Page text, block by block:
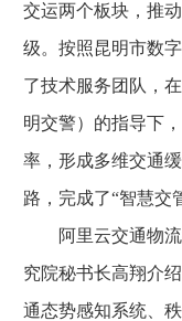
交运两个板块，推
级。按照昆明市数
了技术服务团队，
明交警）的指导下
率，形成多维交通
路，完成了“智慧交
阿里云交通物流
究院秘书长高翔介
通态势感知系统、